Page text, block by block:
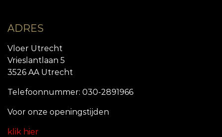
ADRES
Vloer Utrecht
Vrieslantlaan 5
3526 AA Utrecht
Telefoonnummer: 030-2891966
Voor onze openingstijden
klik hier